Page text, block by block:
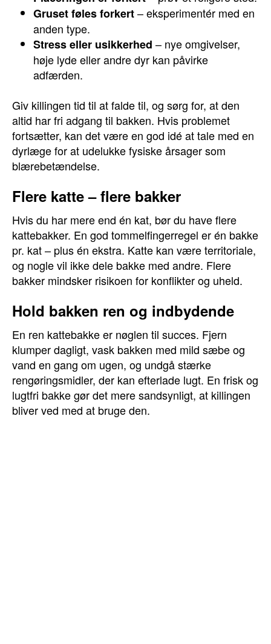
Gruset føles forkert– eksperimentér med en
anden type.
Stress eller usikkerhed – nye omgivelser,
høje lyde eller andre dyr kan påvirke
adfærden.
Giv killingen tid til at falde til, og sørg for, at den
altid har fri adgang til bakken. Hvis problemet
fortsætter, kan det være en god idé at tale med en
dyrlæge for at udelukke fysiske årsager som
blærebetændelse.
Flere katte – flere bakker
Hvis du har mere end én kat, bør du have flere
kattebakker. En god tommelfingerregel er én bakke
pr. kat – plus én ekstra. Katte kan være territoriale,
og nogle vil ikke dele bakke med andre. Flere
bakker mindsker risikoen for konflikter og uheld.
Hold bakken ren og indbydende
En ren kattebakke er nøglen til succes. Fjern
klumper dagligt, vask bakken med mild sæbe og
vand en gang om ugen, og undgå stærke
rengøringsmidler, der kan efterlade lugt. En frisk og
lugtfri bakke gør det mere sandsynligt, at killingen
bliver ved med at bruge den.